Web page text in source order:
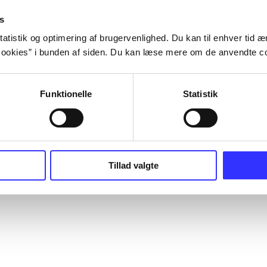
og optimering af brugervenlighed. Du kan til enhver tid
i bunden af siden. Du kan læse mere om de anvendte
Funktionelle Statistik
Tillad valgte